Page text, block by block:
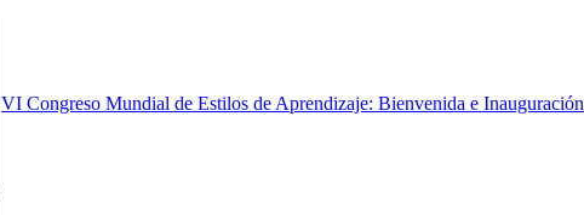
VI Congreso Mundial de Estilos de Aprendizaje: Bienvenida e Inauguración